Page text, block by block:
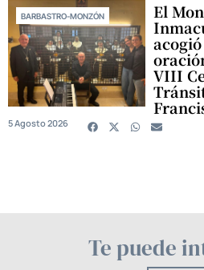
BARBASTRO-MONZÓN El
VIII
5 Agosto 2026
Te puede